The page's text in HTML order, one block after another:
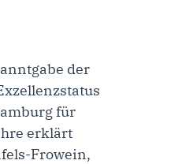
der
für
erklärt
Frowein,